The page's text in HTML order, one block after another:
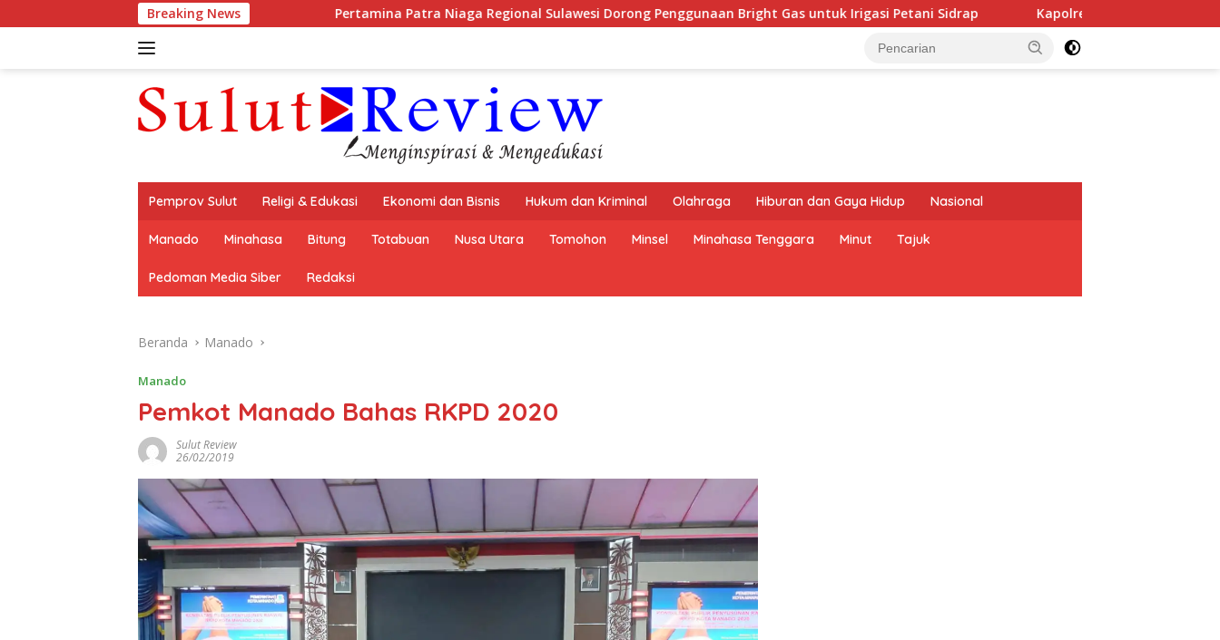
ke
Breaking NewsPertamina Patra Niaga Regional Sulawesi Dorong Penggunaan Bright Gas untuk Irigasi Petani Sidrap Kapolres Bitung Arie Sulistyo Serap Aspirasi
Pemprov Sulut Religi & Edukasi Ekonomi dan Bisnis Hukum dan Kriminal Olahraga Hiburan dan Gaya Hidup Nasional
Manado Minahasa Bitung Totabuan Nusa Utara Tomohon Minsel Minahasa Tenggara Minut Tajuk
Pedoman Media Siber Redaksi
Beranda Manado
Manado
Pemkot Manado Bahas RKPD 2020
Sulut Review
26/02/2019